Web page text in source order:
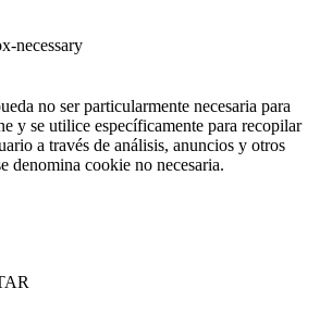
necessary
no ser particularmente necesaria para
y se utilice específicamente para recopilar
a través de análisis, anuncios y otros
denomina cookie no necesaria.